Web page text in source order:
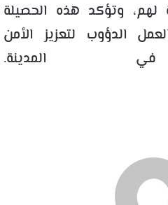
لهم، وتؤكد هذه الحصيلة
الدؤوب لتعزيز الأمن
في المدينة.